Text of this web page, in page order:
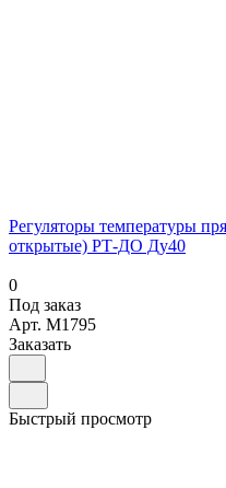
Регуляторы температуры
открытые) РТ-ДО Ду40
0
Под заказ
Арт. M1795
Заказать
Быстрый просмотр